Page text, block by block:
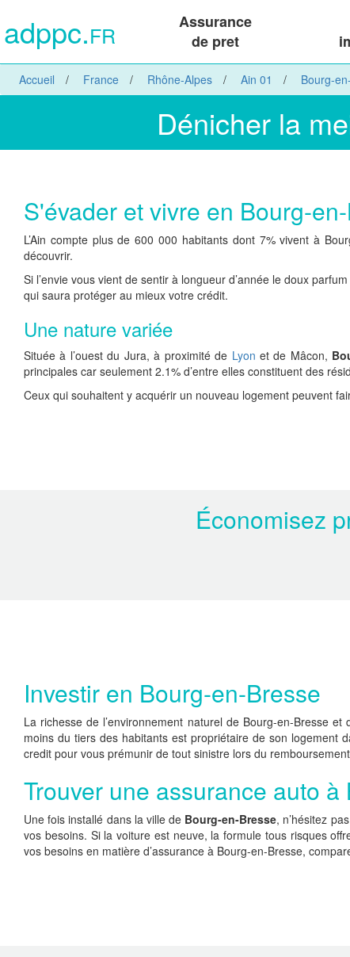
adppc.FR
Assurance
de pret
Accueil France Rhône-Alpes Ain 01 Bourg-
Dénicher la
S'évader et vivre en Bourg-
L’Ain compte plus de 600 000 habitants dont 7% vivent à
découvrir.
Si l’envie vous vient de sentir à longueur d’année le doux
qui saura protéger au mieux votre crédit.
Une nature variée
Située à l’ouest du Jura, à proximité de Lyon et de Mâcon,
principales car seulement 2.1% d’entre elles constituent des
Ceux qui souhaitent y acquérir un nouveau logement peuvent
Économisez
Investir en Bourg-en-Bresse
La richesse de l’environnement naturel de Bourg-en-Bresse
moins du tiers des habitants est propriétaire de son logement
credit pour vous prémunir de tout sinistre lors du
Trouver une assurance auto
Une fois installé dans la ville de Bourg-en-Bresse, n’hésitez
vos besoins. Si la voiture est neuve, la formule tous risques
vos besoins en matière d’assurance à Bourg-en-Bresse,